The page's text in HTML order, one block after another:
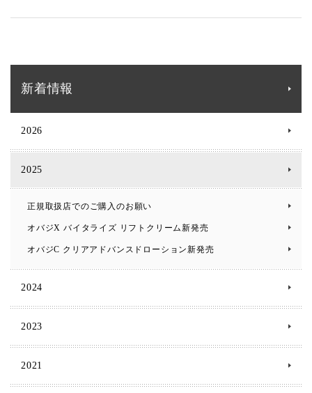
新着情報
2026
2025
正規取扱店でのご購入のお願い
オバジX バイタライズ リフトクリーム新発売
オバジC クリアアドバンスドローション新発売
2024
2023
2021